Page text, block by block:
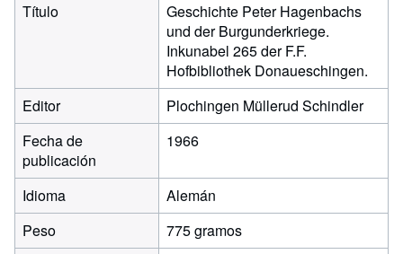
Título
Geschichte Peter Hagenbachs
und der Burgunderkriege.
Inkunabel 265 der F.F.
Hofbibliothek Donaueschingen.
Editor
Plochingen Müllerud Schindler
Fecha de
publicación
1966
Idioma
Alemán
Peso
775 gramos